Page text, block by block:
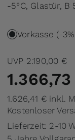
-5°C, Glastür, B
Vorkasse (-
UVP 2.190,00 €
1.626,41 € inkl.
Kostenloser
Lieferzeit: 2-10